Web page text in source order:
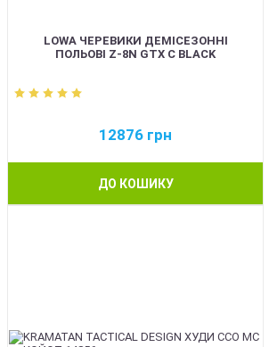
LOWA ЧЕРЕВИКИ ДЕМІСЕЗОННІ
ПОЛЬОВІ Z-8N GTX C BLACK
12876 грн
ДО КОШИКУ